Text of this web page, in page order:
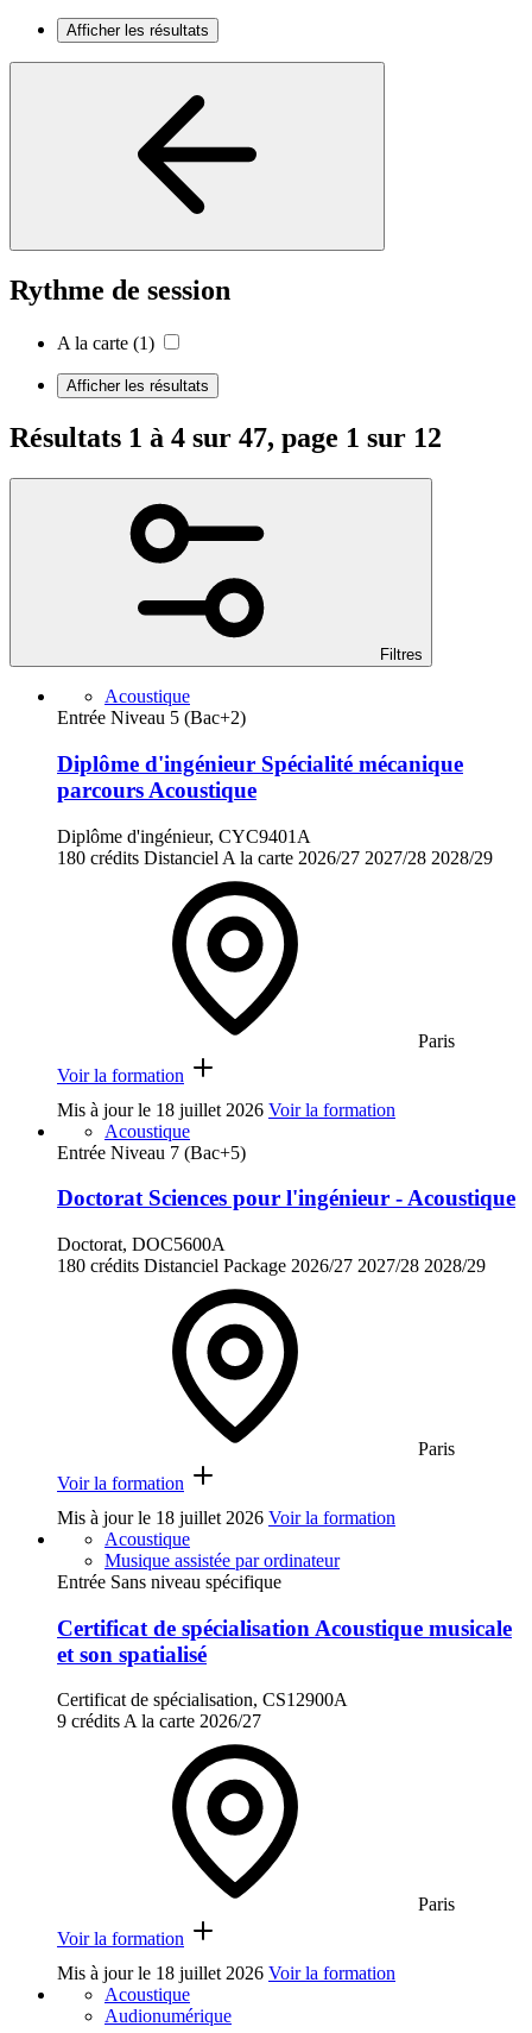
Afficher les résultats
Rythme de session
A la carte (1)
Afficher les résultats
Résultats 1 à 4 sur 47, page 1 sur 12
Filtres
Acoustique
Entrée Niveau 5 (Bac+2)
Diplôme d'ingénieur Spécialité mécanique
parcours Acoustique
Diplôme d'ingénieur, CYC9401A
180 crédits Distanciel A la carte 2026/27 2027/28 2028/29
Paris
Voir la formation
Mis à jour le 18 juillet 2026 Voir la formation
Acoustique
Entrée Niveau 7 (Bac+5)
Doctorat Sciences pour l'ingénieur - Acoustique
Doctorat, DOC5600A
180 crédits Distanciel Package 2026/27 2027/28 2028/29
Paris
Voir la formation
Mis à jour le 18 juillet 2026 Voir la formation
Acoustique
Musique assistée par ordinateur
Entrée Sans niveau spécifique
Certificat de spécialisation Acoustique musicale
et son spatialisé
Certificat de spécialisation, CS12900A
9 crédits A la carte 2026/27
Paris
Voir la formation
Mis à jour le 18 juillet 2026 Voir la formation
Acoustique
Audionumérique